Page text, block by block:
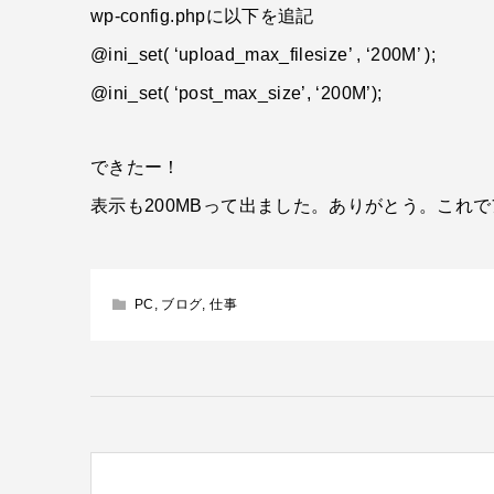
wp-config.phpに以下を追記
@ini_set( ‘upload_max_filesize’ , ‘200M’ );
@ini_set( ‘post_max_size’, ‘200M’);
できたー！
表示も200MBって出ました。ありがとう。これで
PC , ブログ,仕事